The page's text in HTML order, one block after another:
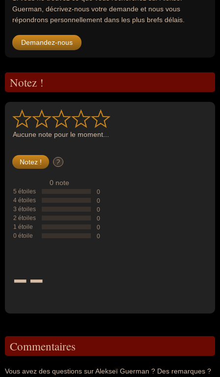
Guerman, décrivez-nous votre demande et nous vous
répondrons personnellement dans les plus brefs délais.
Demandez-nous
Notez !
Aucune note pour le moment...
?
0 note
5 étoiles
0
4 étoiles
0
3 étoiles
0
2 étoiles
0
1 étoile
0
0 étoile
0
--
Commentaires
Vous avez des questions sur Alekseï Guerman ? Des remarques ?